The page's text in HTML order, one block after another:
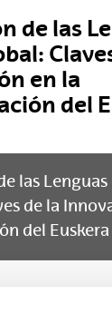
de las
en la
del
las Lenguas
de la
del Euskera